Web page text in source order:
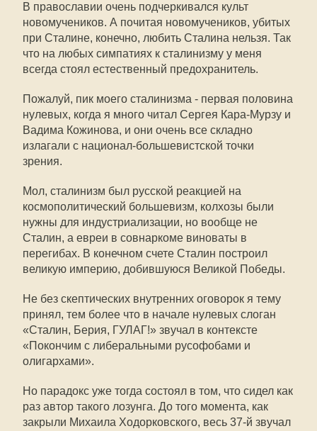
В православии очень подчеркивался культ
новомучеников. А почитая новомучеников, убитых
при Сталине, конечно, любить Сталина нельзя. Так
что на любых симпатиях к сталинизму у меня
всегда стоял естественный предохранитель.
Пожалуй, пик моего сталинизма - первая половина
нулевых, когда я много читал Сергея Кара-Мурзу и
Вадима Кожинова, и они очень все складно
излагали с национал-большевистской точки
зрения.
Мол, сталинизм был русской реакцией на
космополитический большевизм, колхозы были
нужны для индустриализации, но вообще не
Сталин, а евреи в совнаркоме виноваты в
перегибах. В конечном счете Сталин построил
великую империю, добившуюся Великой Победы.
Не без скептических внутренних оговорок я тему
принял, тем более что в начале нулевых слоган
«Сталин, Берия, ГУЛАГ!» звучал в контексте
«Покончим с либеральными русофобами и
олигархами».
Но парадокс уже тогда состоял в том, что сидел как
раз автор такого лозунга. До того момента, как
закрыли Михаила Ходорковского, весь 37-й звучал